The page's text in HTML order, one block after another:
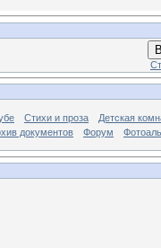
Стихи и проза
Детская
документов Форум